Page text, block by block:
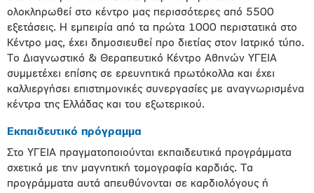
ολοκληρωθεί στο κέντρο μας περισσότερες από 5500
εξετάσεις. Η εμπειρία από τα πρώτα 1000 περιστατικά στο
Κέντρο μας, έχει δημοσιευθεί προ διετίας στον Ιατρικό τύπο.
Το Διαγνωστικό & Θεραπευτικό Κέντρο Αθηνών ΥΓΕΙΑ
συμμετέχει επίσης σε ερευνητικά πρωτόκολλα και έχει
καλλιεργήσει επιστημονικές συνεργασίες με αναγνωρισμένα
κέντρα της Ελλάδας και του εξωτερικού.
Εκπαιδευτικό πρόγραμμα
Στο ΥΓΕΙΑ πραγματοποιούνται εκπαιδευτικά προγράμματα
σχετικά με την μαγνητική τομογραφία καρδιάς. Τα
προγράμματα αυτά απευθύνονται σε καρδιολόγους ή